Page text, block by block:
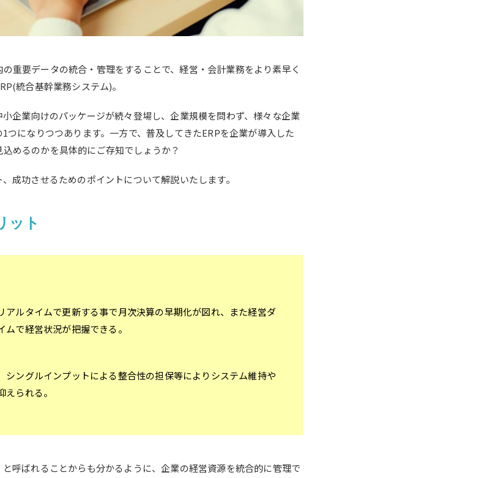
重要データの統合・管理をすることで、経営・会計業務をより素早く
統合基幹業務システム)。
企業向けのパッケージが続々登場し、企業規模を問わず、様々な企業
つになりつつあります。一方で、普及してきたERPを企業が導入した
めるのかを具体的にご存知でしょうか？
成功させるためのポイントについて解説いたします。
ット
アルタイムで更新する事で月次決算の早期化が図れ、また経営ダ
で経営状況が把握できる。
シングルインプットによる整合性の担保等によりシステム維持や
られる。
呼ばれることからも分かるように、企業の経営資源を統合的に管理で